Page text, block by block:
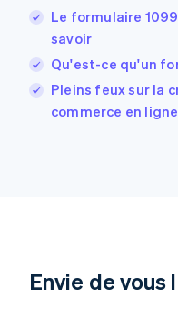
Le formulaire
savoir
Qu'est-ce qu'un
Pleins feux sur la
commerce en
Envie de vous
EnglishSvenska
France
Gibraltar
English
Grèce
Japon